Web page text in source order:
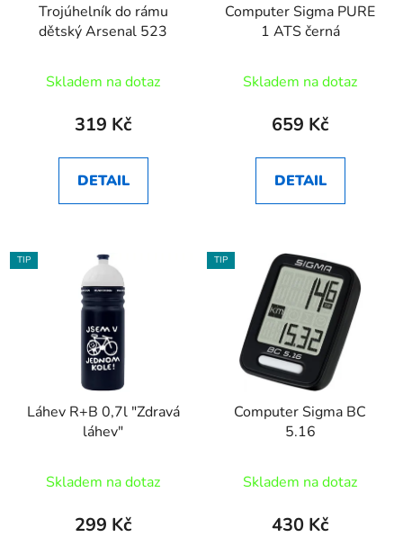
Trojúhelník do rámu
dětský Arsenal 523
Skladem na dotaz
319 Kč
DETAIL
Computer Sigma PURE
1 ATS černá
Skladem na dotaz
659 Kč
DETAIL
TIP
Láhev R+B 0,7l "Zdravá
láhev"
Skladem na dotaz
299 Kč
TIP
Computer Sigma BC
5.16
Skladem na dotaz
430 Kč